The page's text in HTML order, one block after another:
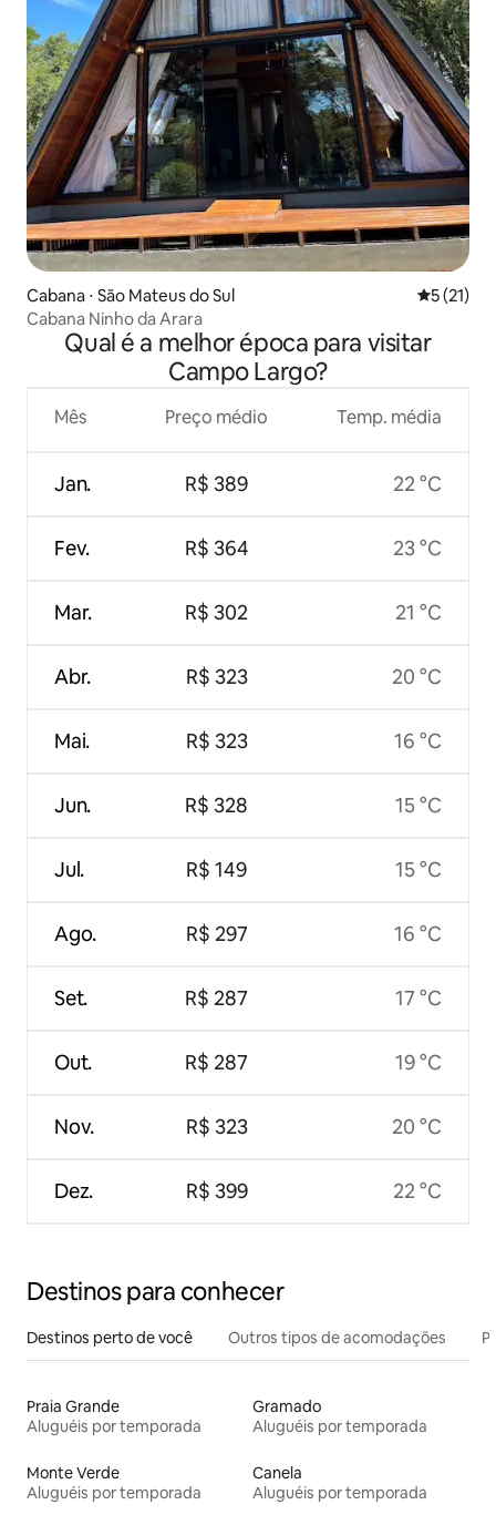
Cabana ⋅ São Mateus do Sul 5 de uma
5 (21)
Cabana Ninho da Arara
Qual é a melhor época para visitar
Campo Largo?
Mês
Jan.
Fev.
Mar.
Abr.
Mai.
Jun.
Jul.
Ago.
Set.
Out.
Nov.
Dez.
Preço médio
R$ 389
R$ 364
R$ 302
R$ 323
R$ 323
R$ 328
R$ 149
R$ 297
R$ 287
R$ 287
R$ 323
R$ 399
Temp. média
22 °C
23 °C
21 °C
20 °C
16 °C
15 °C
15 °C
16 °C
17 °C
19 °C
20 °C
22 °C
Destinos para conhecer
Destinos perto de você Outros tipos de acomodações
Praia Grande
Aluguéis por temporada
Gramado
Aluguéis por temporada
Monte Verde
Aluguéis por temporada
Canela
Aluguéis por temporada